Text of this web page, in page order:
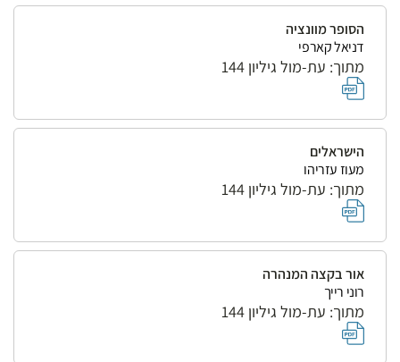
הסופר מוונציה
דניאל קארפי
מתוך: עת-מול גיליון 144
הישראלים
מעוז עזריהו
מתוך: עת-מול גיליון 144
אור בקצה המנהרה
רוני רייך
מתוך: עת-מול גיליון 144